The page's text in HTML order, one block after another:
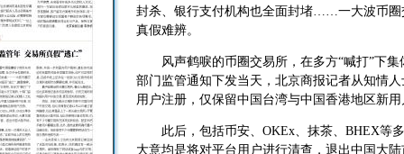
封杀、银行支付机构也全面封堵……一大波币圈
真假难辨。
风声鹤唳的币圈交易所，在多方“喊打”下集
部门监管通知下发当天，北京商报记者从知情
用户注册，仅保留中国台湾与中国香港地区新
此后，包括币安、OKEx、抹茶、BHEX等多
大意均是将对平台用户进行清查，退出中国大